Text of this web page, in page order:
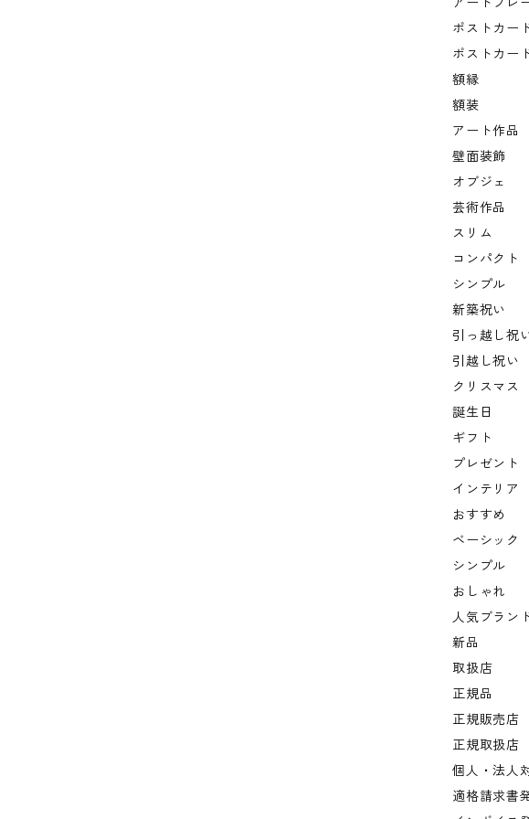
ポストカー
ポストカー
額縁
額装
アート作品
壁面装飾
オブジェ
芸術作品
スリム
コンパクト
シンプル
新築祝い
引っ越し祝
引越し祝い
クリスマス
誕生日
ギフト
プレゼント
インテリア
おすすめ
ベーシック
シンプル
おしゃれ
人気ブラン
新品
取扱店
正規品
正規販売店
正規取扱店
個人・法人
適格請求書